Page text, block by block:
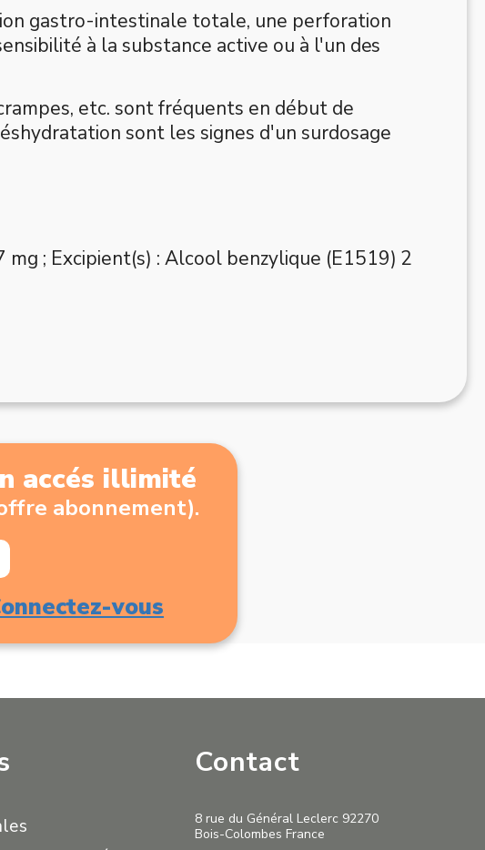
gastro-intestinale totale, une perforation
à la substance active ou à l'un des
etc. sont fréquents en début de
sont les signes d'un surdosage
; Excipient(s) : Alcool benzylique (E1519) 2
accés illimité
abonnement).
vous
Contact
8 rue du Général Leclerc 92270
Bois-Colombes France